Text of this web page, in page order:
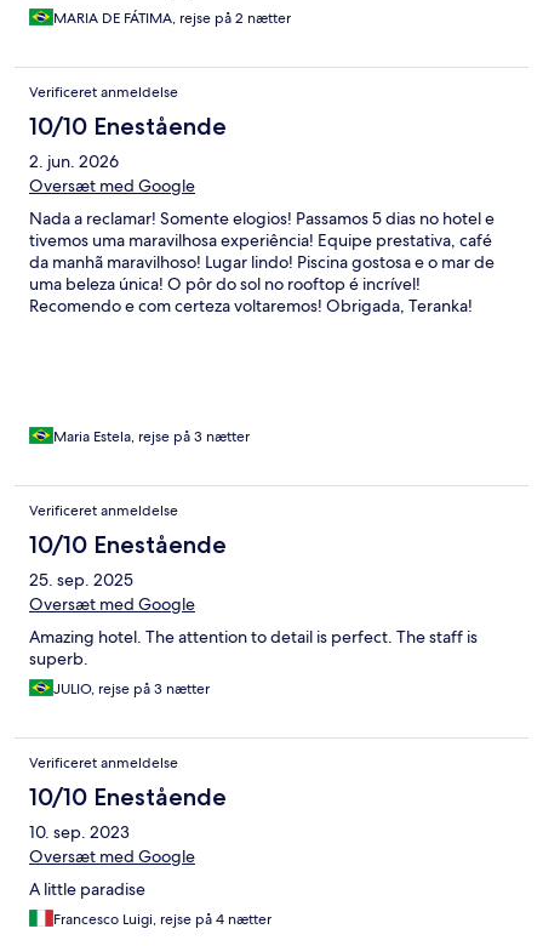
MARIA DE FÁTIMA, rejse på 2 nætter
Verificeret anmeldelse
10/10 Enestående
2. jun. 2026
Oversæt med Google
Nada a reclamar! Somente elogios! Passamos 5 dias no hotel e
tivemos uma maravilhosa experiência! Equipe prestativa, café
da manhã maravilhoso! Lugar lindo! Piscina gostosa e o mar de
uma beleza única! O pôr do sol no rooftop é incrível!
Recomendo e com certeza voltaremos! Obrigada, Teranka!
Maria Estela, rejse på 3 nætter
Verificeret anmeldelse
10/10 Enestående
25. sep. 2025
Oversæt med Google
Amazing hotel. The attention to detail is perfect. The staff is
superb.
JULIO, rejse på 3 nætter
Verificeret anmeldelse
10/10 Enestående
10. sep. 2023
Oversæt med Google
A little paradise
Francesco Luigi, rejse på 4 nætter